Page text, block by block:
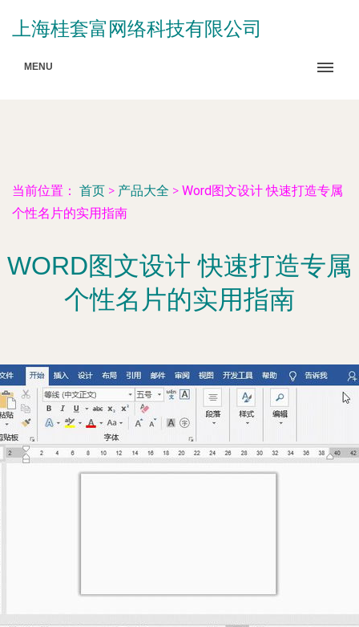
上海桂套富网络科技有限公司
MENU
当前位置： 首页 > 产品大全 > Word图文设计 快速打造专属
个性名片的实用指南
WORD图文设计 快速打造专属
个性名片的实用指南